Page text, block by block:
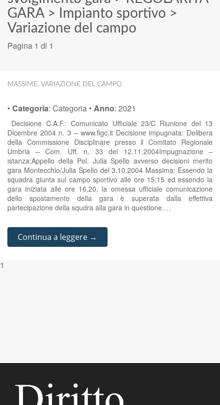
GARA> Impianto sportivo >
Variazione del campo
Pagina 1 di 1
MASSIME, VARIAZIONE DEL CAMPO
• Categoria: Categoria • Anno: 2021
Decisione C.A.F.: Comunicato Ufficiale 23/C Riunione del 13
Dicembre 2004 n. 3 – www.figc.it Decisione impugnata: Delibera
della Commissione Disciplinare presso il Comitato Regionale
Umbria – Com. Uff. n. 33 del 12.11.2004Impugnazione –
istanza:Appello della Pol. Julia Spello avverso decisioni merito
gara Montecchio/Julia Spello del 3.10.2004 Massima: Essendo la
squadra giunta sul campo sportivo alle ore 15:15 ed essendo la
gara iniziata alle ore 16,20, la omessa ufficiale comunicazione
dello spostamento della gara è superata dalla effettiva
partecipazione della squdra alla gara in questione.…
Continua a leggere →
1